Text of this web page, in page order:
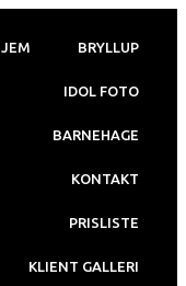
BRYLLUP
IDOL FOTO
BARNEHAGE
KONTAKT
PRISLISTE
KLIENT GALLERI